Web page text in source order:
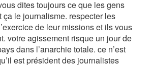
dites toujours ce que les gens
ça le journalisme. respecter les
de leur missions et ils vous
votre agissement risque un jour de
dans l’anarchie totale. ce n’est
est président des journalistes